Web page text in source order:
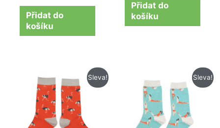
Přidat do
košíku
Přidat do
košíku
Sleva!
Původní
cena
byla:
195 Kč.
Aktuální
cena
je:
149 Kč.
Sleva!
cena
byla:
195 Kč.
Aktuální
cena
je:
149 Kč.